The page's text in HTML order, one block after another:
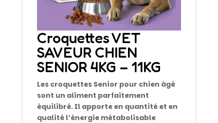
Croquettes VET
SAVEUR CHIEN
SENIOR 4KG – 11KG
Les croquettes Senior pour chien âgé
sont un aliment parfaitement
équilibré. Il apporte en quantité et en
qualité l’énergie métabolisable